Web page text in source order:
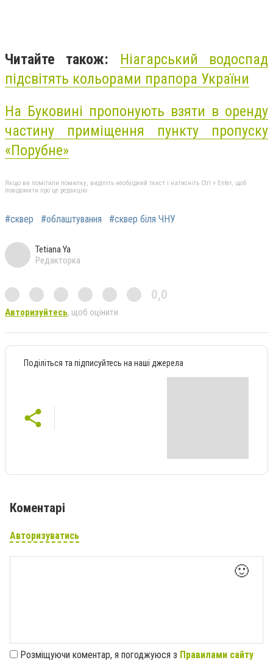
Читайте також: Ніагарський водоспад
підсвітять кольорами прапора України
На Буковині пропонують взяти в оренду
частину приміщення пункту пропуску
«Порубне»
Якщо ви помітили помилку, виділіть необхідний текст і натисніть Ctrl + Enter, щоб
повідомити про це редакцію
#сквер #облаштування #сквер біля ЧНУ
Tetiana Ya
Редакторка
0,0
Авторизуйтесь, щоб оцінити
Поділіться та підписуйтесь на наші джерела
Коментарі
Авторизуватись
🙂
Розміщуючи коментар, я погоджуюся з Правилами сайту